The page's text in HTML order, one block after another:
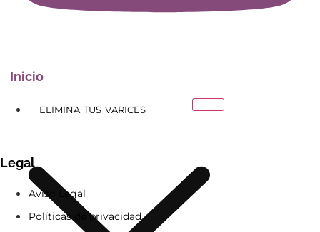
Inicio
ELIMINA TUS VARICES
Legal
Aviso Legal
Políticas de privacidad